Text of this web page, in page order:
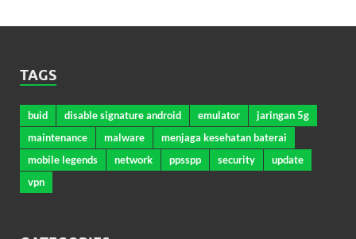
TAGS
buid disable signature android emulator
jaringan 5g
maintenance
malware
menjaga kesehatan baterai
mobile legends
network ppsspp security
update
vpn